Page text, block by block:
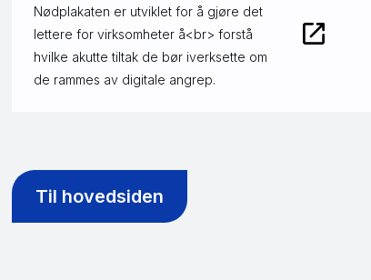
Nødplakaten er utviklet for å gjøre det
lettere for virksomheter å<br> forstå
hvilke akutte tiltak de bør iverksette om
de rammes av digitale angrep.
Til hovedsiden